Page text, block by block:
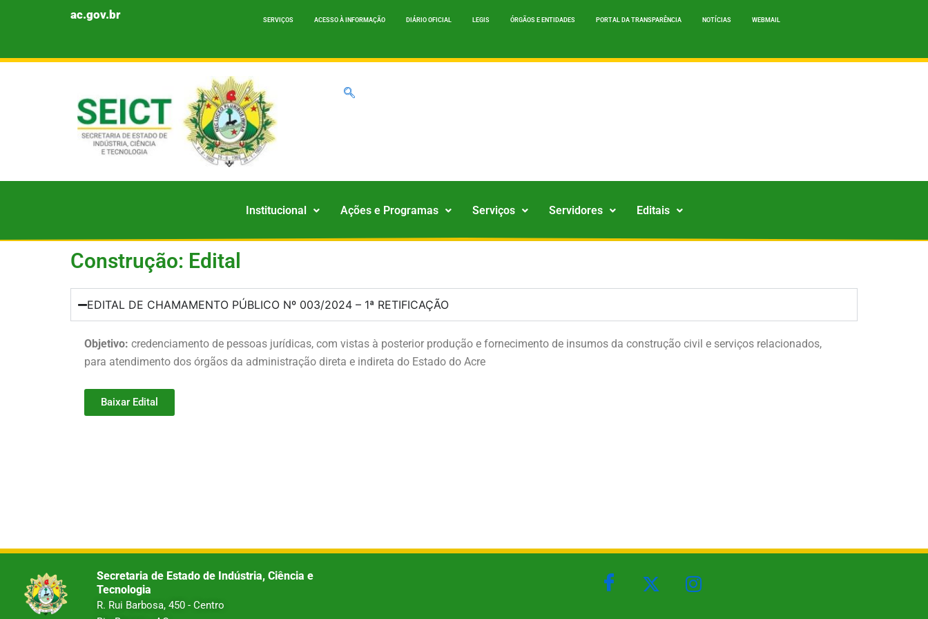
conteúdo
ac.gov.br SERVIÇOS ACESSO À INFORMAÇÃO DIÁRIO OFICIAL LEGIS ÓRGÃOS E ENTIDADES PORTAL DA TRANSPARÊNCIA NOTÍCIAS WEBMAIL
Institucional Ações e Programas Serviços Servidores Editais
Construção: Edital
EDITAL DE CHAMAMENTO PÚBLICO Nº 003/2024 – 1ª RETIFICAÇÃO
Objetivo: credenciamento de pessoas jurídicas, com vistas à posterior produção e fornecimento de insumos da construção civil e serviços relacionados,
para atendimento dos órgãos da administração direta e indireta do Estado do Acre
Baixar Edital
Secretaria de Estado de Indústria, Ciência e
Tecnologia
R. Rui Barbosa, 450 - Centro